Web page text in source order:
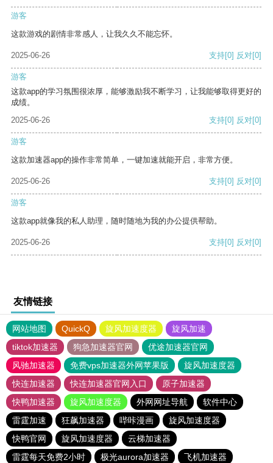
游客
这款游戏的剧情非常感人，让我久久不能忘怀。
2025-06-26 支持[0] 反对[0]
游客
这款app的学习氛围很浓厚，能够激励我不断学习，让我能够取得更好的
成绩。
2025-06-26
支持[0] 反对[0]
游客
这款加速器app的操作非常简单，一键加速就能开启，非常方便。
2025-06-26 支持[0] 反对[0]
游客
这款app就像我的私人助理，随时随地为我的办公提供帮助。
2025-06-26 支持[0] 反对[0]
友情链接
网站地图 QuickQ 旋风加速度器
旋风加速
tiktok加速器
狗急加速器官网
优途加速器官网
风驰加速器
免费vps加速器外网苹果版
旋风加速度器
快连加速器
快连加速器官网入口
原子加速器
快鸭加速器
旋风加速度器 外网网址导航
软件中心
雷霆加速
狂飙加速器 哔咔漫画
旋风加速度器
快鸭官网
旋风加速度器
云梯加速器
雷霆每天免费2小时
极光aurora加速器 飞机加速器